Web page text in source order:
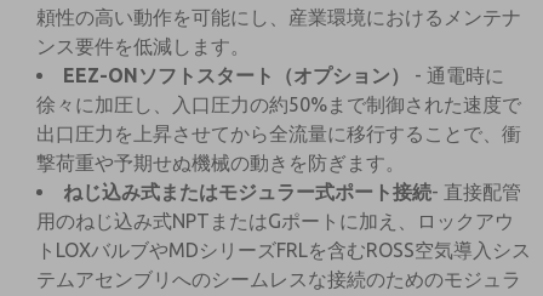
頼性の高い動作を可能にし、産業環境におけるメンテナ
ンス要件を低減します。
EEZ-ONソフトスタート（オプション）
- 通電時に
徐々に加圧し、入口圧力の約50%まで制御された速度で
出口圧力を上昇させてから全流量に移行することで、衝
撃荷重や予期せぬ機械の動きを防ぎます。
ねじ込み式またはモジュラー式ポート接続- 直接配管
用のねじ込み式NPTまたはGポートに加え、ロックアウ
トLOXバルブやMDシリーズFRLを含むROSS空気導入シス
テムアセンブリへのシームレスな接続のためのモジュラ